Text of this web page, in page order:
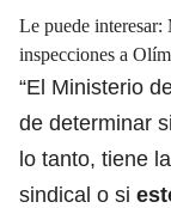
Le puede interesar:
inspecciones a
“El Ministerio
de determinar
lo tanto, tiene
sindical o si